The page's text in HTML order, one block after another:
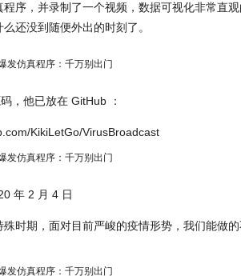
程序，并录制了一个视频，数据可视化非常直
还没到随便外出的时刻了。
，他已放在 GitHub ：
KikiLetGo/VirusBroadcast
年 2 月 4 日
殊时期，面对目前严峻的疫情形势，我们能做